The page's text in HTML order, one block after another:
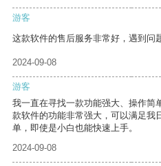
游客
这款软件的售后服务非常好，遇到问
2024-09-08
游客
我一直在寻找一款功能强大、操作简
款软件的功能非常强大，可以满足我
单，即使是小白也能快速上手。
2024-09-08